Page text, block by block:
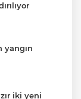
yangın
iki yeni